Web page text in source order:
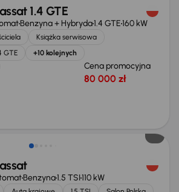
1.4 GTE
Benzyna + Hybryda1.4 GTE160 kW
Książka serwisowa
GTE +10 kolejnych
Cena promocyjna
80 000 zł
Benzyna1.5 TSI110 kW